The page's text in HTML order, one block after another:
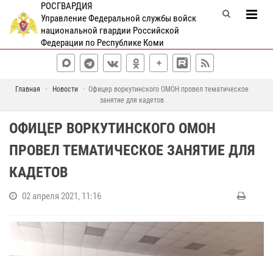
РОСГВАРДИЯ
Управление Федеральной службы войск
национальной гвардии Российской
Федерации по Республике Коми
Главная Новости
Офицер воркутинского ОМОН провел тематическое
занятие для кадетов
ОФИЦЕР ВОРКУТИНСКОГО ОМОН
ПРОВЕЛ ТЕМАТИЧЕСКОЕ ЗАНЯТИЕ ДЛЯ
КАДЕТОВ
02 апреля 2021, 11:16